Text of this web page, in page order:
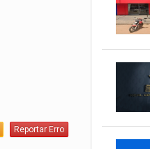
Reportar Erro